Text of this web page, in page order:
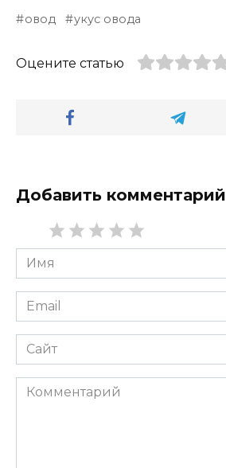
овод укус овода
Оцените статью
Добавить комментарий
Имя
*
Email
*
Сайт
Комментарий